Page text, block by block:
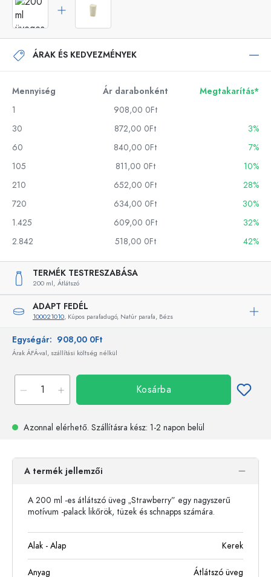
ÁRAK ÉS KEDVEZMÉNYEK
Mennyiség Ár darabonként
Megtakarítás*
1
908,00 0Ft
30
872,00 0Ft
3%
60
840,00 0Ft
7%
105
811,00 0Ft
10%
210
652,00 0Ft
28%
720
634,00 0Ft
30%
1.425
609,00 0Ft
32%
2.842
518,00 0Ft 42%
TERMÉK TESTRESZABÁSA
200 ml, Átlátszó
ADAPT FEDÉL
100021010, Kúpos parafadugó, Natúr parafa, Bézs
Egységár: 908,00 0Ft
Árak ÁFÁ-val, szállítási költség nélkül
Kosárba
Azonnal elérhető. Szállításra kész: 1-2 napon belül
A termék jellemzői
A 200 ml -es átlátszó üveg „Strawberry” egy nagyszerű
motívum -palack likőrök, tüzek és schnapps számára.
Alak - Alap Kerek
Anyag Átlátszó üveg